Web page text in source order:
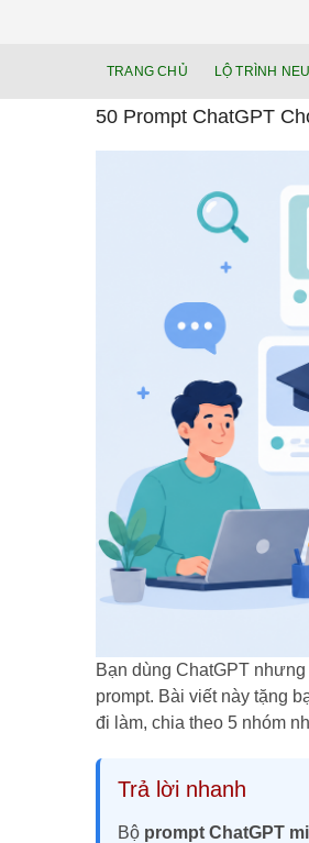
TRANG CHỦ LỘ TRÌNH NEU
50 Prompt ChatGPT
Bạn dùng ChatGPT
prompt. Bài viết này tặng
đi làm, chia theo 5 nhóm
Trả lời nhanh
Bộ prompt ChatGPT